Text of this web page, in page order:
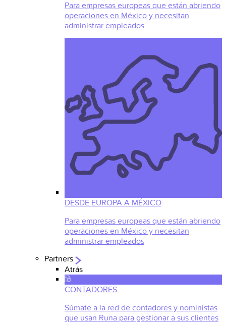
Para empresas europeas que están abriendo
operaciones en México y necesitan
administrar empleados
DESDE EUROPA A MÉXICO
Para empresas europeas que están abriendo
operaciones en México y necesitan
administrar empleados
Partners
Atrás
CONTADORES
Súmate a la red de contadores y noministas
que usan Runa para gestionar a sus clientes